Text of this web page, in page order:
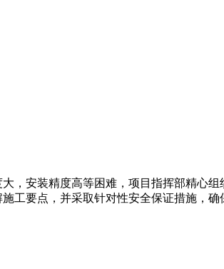
安装精度高等困难，项目指挥部精心组
工要点，并采取针对性安全保证措施，确